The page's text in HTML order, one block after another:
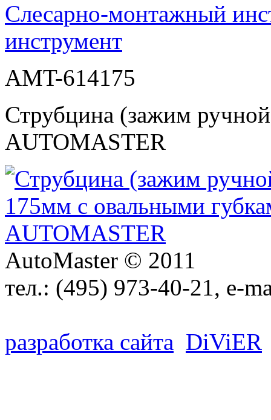
Слесарно-монтажный
инструмент
AMT-614175
Струбцина (зажим
AUTOMASTER
AutoMaster © 2011
тел.: (495) 973-40-21, e-
разработка сайта DiViER